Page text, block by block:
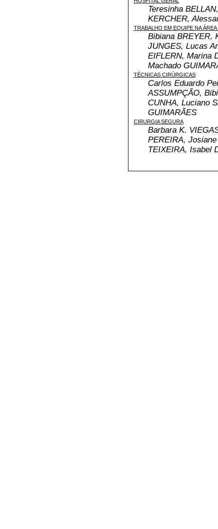
Teresinha
KERCHER,
TRABALHO EM EQUIPE NA ÁREA
Bibiana BREYER,
JUNGES, Lucas
EIFLERN, Marina
Machado
TÉCNICAS CIRÚRGICAS
Carlos Eduardo
ASSUMPÇÃO,
CUNHA, Luciano
GUIMARÃES
CIRURGIA SEGURA
Barbara K.
PEREIRA,
TEIXEIRA, Isabel